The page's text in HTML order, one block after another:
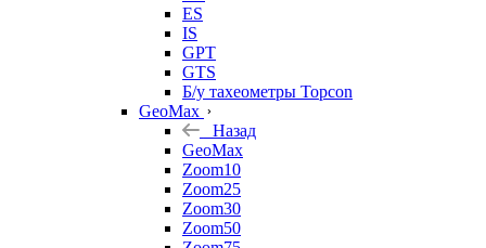
ES
IS
GPT
GTS
Б/у тахеометры Topcon
GeoMax
Назад
GeoMax
Zoom10
Zoom25
Zoom30
Zoom50